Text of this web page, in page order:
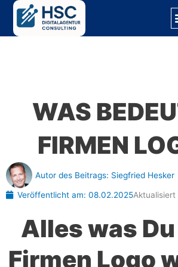
Zum
springen
WAS
FIRMEN
Autor des Beitrags: Siegfried Hesker
Veröffentlicht am: 08.02.2025Aktualisiert
Alles was
Firmen Logo